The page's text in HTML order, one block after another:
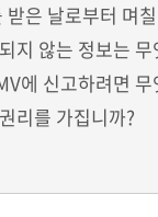
은 날로부터 며
지 않는 정보는 무
에 신고하려면
리를 가집니까?